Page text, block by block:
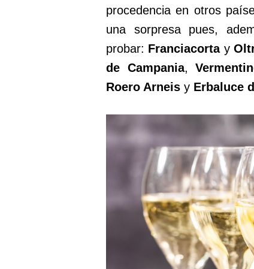
procedencia en otros
una sorpresa pues,
probar: Franciacortay
de Campania,
Roero Arneis y Erbaluce